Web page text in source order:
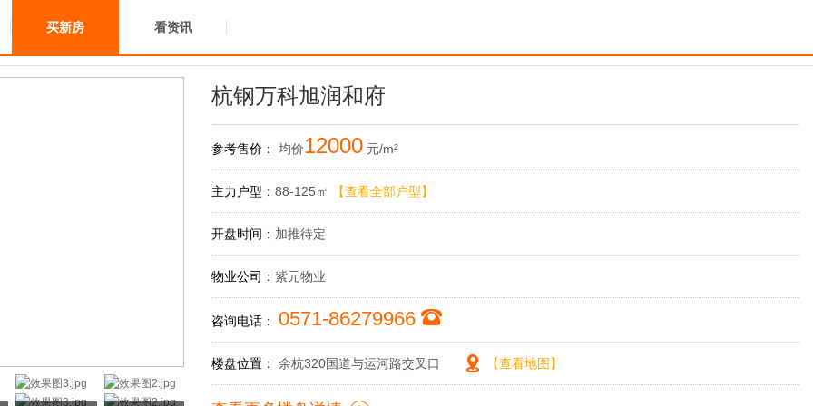
买新房 看资讯
杭钢万科旭润和府
参考售价： 均价12000 元/m²
主力户型： 88-125㎡ 【查看全部户型】
开盘时间： 加推待定
物业公司： 紫元物业
咨询电话： 0571-86279966
楼盘位置： 余杭320国道与运河路交叉口 【查看地图】